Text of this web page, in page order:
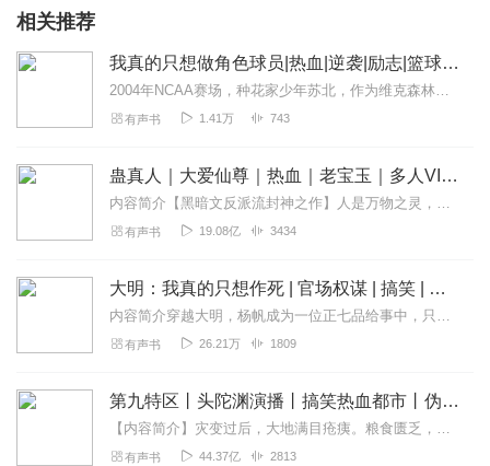
优美的声音中得到了美的享受！！永远支持主播大大！！！
黑夜来临，听一首温雅磁性的声音朗诵出来的优美的诗歌，
WhiteAlbum
披着做游戏皮的垃圾怡情小说，
相关推荐
我真的只想做角色球员|热血|逆袭|励志|篮球运动|竞技
2004年NCAA赛场，种花家少年苏北，作为维克森林大学的替补前锋，心中满是羞愧。面对爱斯基摩犬队的罗伊和内特·罗宾逊，他临危受命，肩负防守罗伊的重任。凭借精准...
有声书 1.41万 743
蛊真人｜大爱仙尊｜热血｜老宝玉｜多人VIP免费有声剧
内容简介【黑暗文反派流封神之作】人是万物之灵，蛊是天地真精。一个穿越者不断重生的故事。一个养蛊、炼蛊、用蛊的奇特世界。配音组（男角色）老宝玉旁白...
有声书 19.08亿 3434
大明：我真的只想作死 | 官场权谋 | 搞笑 | 穿越 | 多人剧
内容简介穿越大明，杨帆成为一位正七品给事中，只要被老朱处死就能够回到现代走上人生巅峰，杨帆一下就乐了，开始疯狂死谏的作死过程。今天参大臣，明天参太子，后天参老...
有声书 26.21万 1809
第九特区丨头陀渊演播丨搞笑热血都市丨伪戒丨VIP免费多人有声剧
【内容简介】灾变过后，大地满目疮痍。粮食匮乏，资源紧俏，局势混乱……一位从待规划区杀出来的青年，背对着漫天黄沙，孤身来到九区谋生，却不曾想偶然结识三五好友，一念...
有声书 44.37亿 2813